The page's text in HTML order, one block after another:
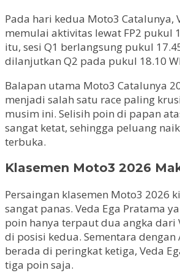
Pada hari kedua Moto3 Catalunya,
memulai aktivitas lewat FP2 pukul
itu, sesi Q1 berlangsung pukul
dilanjutkan Q2 pada pukul 18.10
Balapan utama Moto3 Catalunya
menjadi salah satu race paling
musim ini. Selisih poin di papan
sangat ketat, sehingga peluang
terbuka.
Klasemen Moto3 2026
Persaingan klasemen Moto3 2026
sangat panas. Veda Ega Pratama
poin hanya terpaut dua angka dari
di posisi kedua. Sementara dengan
berada di peringkat ketiga, Veda
tiga poin saja.